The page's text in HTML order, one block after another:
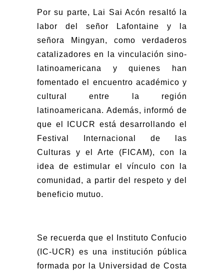
Por su parte, Lai Sai Acón resaltó la
labor del señor Lafontaine y la
señora Mingyan, como verdaderos
catalizadores en la vinculación sino-
latinoamericana y quienes han
fomentado el encuentro académico y
cultural entre la región
latinoamericana. Además, informó de
que el ICUCR está desarrollando el
Festival Internacional de las
Culturas y el Arte (FICAM), con la
idea de estimular el vínculo con la
comunidad, a partir del respeto y del
beneficio mutuo.
Se recuerda que el Instituto Confucio
(IC-UCR) es una institución pública
formada por la Universidad de Costa